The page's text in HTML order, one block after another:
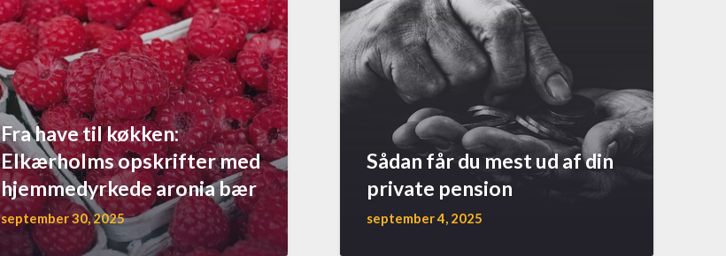
Fra have til køkken:
Elkærholms opskrifter med
hjemmedyrkede aronia bær
september 30, 2025
Sådan får du mest ud af din
private pension
september 4, 2025